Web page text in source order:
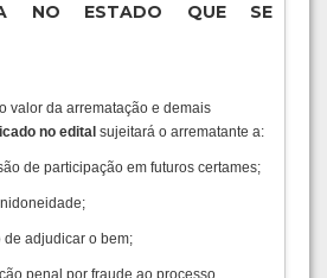
NO ESTADO QUE SE
valor da arrematação e demais
no edital sujeitará o arrematante a:
de participação em futuros certames;
de adjudicar o bem;